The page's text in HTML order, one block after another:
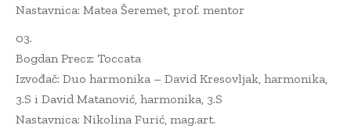
Nastavnica: Matea Šeremet, prof. mentor
Bogdan Precz: Toccata
Izvođač: Duo harmonika – David Kresovljak, harmonika,
3.S i David Matanović, harmonika, 3.S
Nastavnica: Nikolina Furić, mag.art.